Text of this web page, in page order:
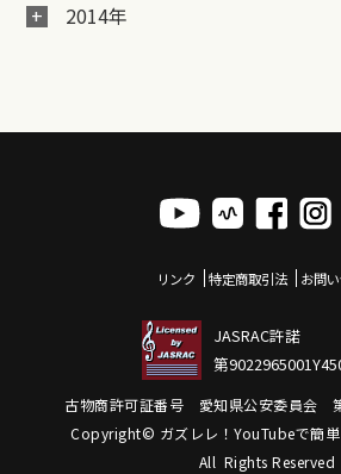
2014年
リンク 特定商取引法 お問
JASRAC許諾
第
古物商許可証番号 愛知県公安委員会
Copyright© ガズレレ！YouTubeで簡
All Rights Reserved